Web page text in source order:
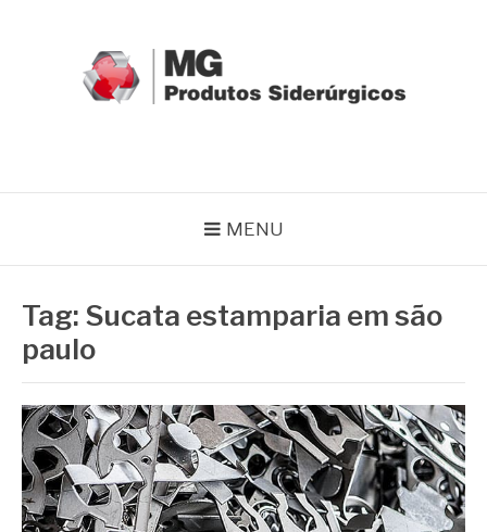
MENU
Tag: Sucata estamparia em são
paulo